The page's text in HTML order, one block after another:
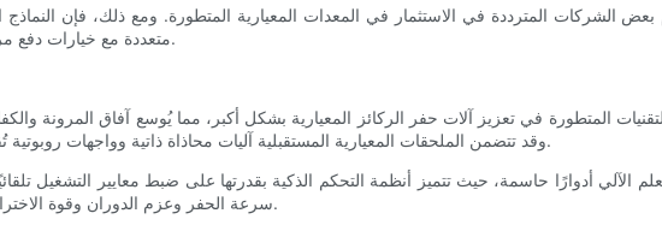
بعض الشركات المترددة في الاستثمار في المعدات المعيارية المتطورة. ومع ذلك، فإن النماذج
متعددة مع خيارات دفع مرنة أصبحت متاحة بشكل متزايد، مما يجعل اعتمادها أكثر سهولة وجدوى اقتصادية.
المتطورة في تعزيز آلات حفر الركائز المعيارية بشكل أكبر، مما يُوسع آفاق المرونة
وقد تتضمن الملحقات المعيارية المستقبلية آليات محاذاة ذاتية وواجهات روبوتية تُقلل الجهد اليدوي اللازم لتبديل الأدوات، مما يُحسّن من سرعة الإنجاز ودقة العمل.
الآلي أدوارًا حاسمة، حيث تتميز أنظمة التحكم الذكية بقدرتها على ضبط معايير التشغيل
سرعة الحفر وعزم الدوران وقوة الاختراق ومستويات الاهتزاز لزيادة الكفاءة إلى أقصى حد مع الحفاظ على عمر المعدات.